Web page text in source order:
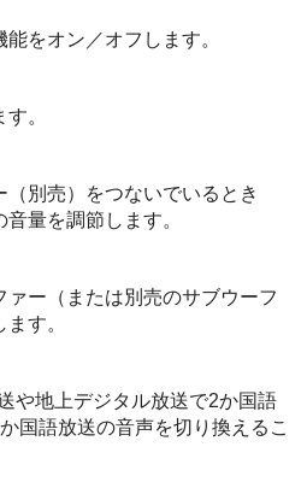
をオン／オフします。
。
別売）をつないでいるとき
量を調節します。
ー（または別売のサブウーフ
す。
や地上デジタル放送で2か国語
国語放送の音声を切り換えるこ